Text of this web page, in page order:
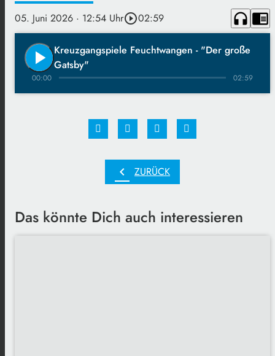
05. Juni 2026 · 12:54 Uhrplay_circle_outline02:59 headphones chrome_reader_mode
play_arrow
Kreuzgangspiele Feuchtwangen - "Der große
Gatsby"
00:00 02:59
chevron_left ZURÜCK
Das könnte Dich auch interessieren